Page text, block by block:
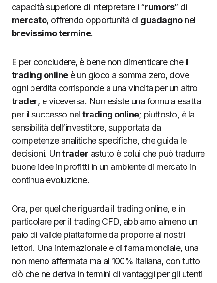
capacità superiore di interpretare i “rumors” di
mercato, offrendo opportunità di guadagnonel
brevissimo termine.
E per concludere, è bene non dimenticare che il
trading onlineè un gioco a somma zero, dove
ogni perdita corrisponde a una vincita per un altro
trader, e viceversa. Non esiste una formula esatta
per il successo neltrading online; piuttosto, è la
sensibilità dell’investitore, supportata da
competenze analitiche specifiche, che guida le
decisioni. Untrader astuto è colui che può tradurre
buone idee in profitti in un ambiente di mercato in
continua evoluzione.
Ora, per quel che riguarda il trading online, e in
particolare per il trading CFD, abbiamo almeno un
paio di valide piattaforme da proporre ai nostri
lettori. Una internazionale e di fama mondiale, una
non meno affermata ma al 100% italiana, con tutto
ciò che ne deriva in termini di vantaggi per gli utenti